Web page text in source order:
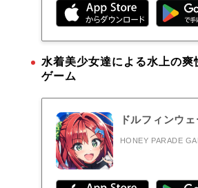
水着美少女達による水上の
ゲーム
ドルフィンウ
HONEY PARADE